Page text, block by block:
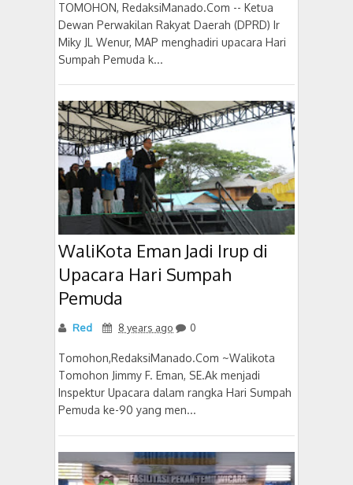
TOMOHON, RedaksiManado.Com -- Ketua
Dewan Perwakilan Rakyat Daerah (DPRD) Ir
Miky JL Wenur, MAP menghadiri upacara Hari
Sumpah Pemuda k...
WaliKota Eman Jadi Irup di
Upacara Hari Sumpah
Pemuda
Red 8 years ago 0
Tomohon,RedaksiManado.Com ~Walikota
Tomohon Jimmy F. Eman, SE.Ak menjadi
Inspektur Upacara dalam rangka Hari Sumpah
Pemuda ke-90 yang men...